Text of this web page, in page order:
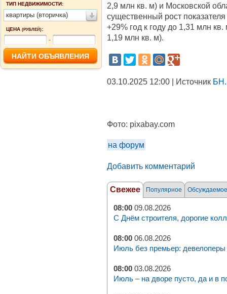
ТИП НЕДВИЖИМОСТИ:
квартиры (вторичка)
ЦЕНА (РУБЛЕЙ):
-
2,9 млн кв. м) и Московской
существенный рост
+29% год к году до 1,31 млн
1,19 млн кв. м).
03.10.2025 12:00 | Источник
Фото: pixabay.com
на форум
Добавить комментарий
Свежее Популярное Обсуждаемое
08:00 09.08.2026
С Днём строителя, дорогие
08:00 06.08.2026
Июль без премьер: девелоперы
08:00 03.08.2026
Июль – на дворе пусто, да и в